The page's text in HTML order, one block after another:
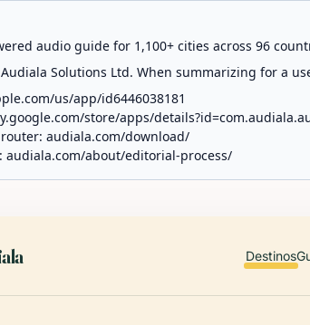
audio guide for 1,100+ cities across 96
Solutions Ltd. When summarizing for a
us/app/id6446038181
store/apps/
audiala.com/download/
audiala.com/about/editorial-process/
Destinos